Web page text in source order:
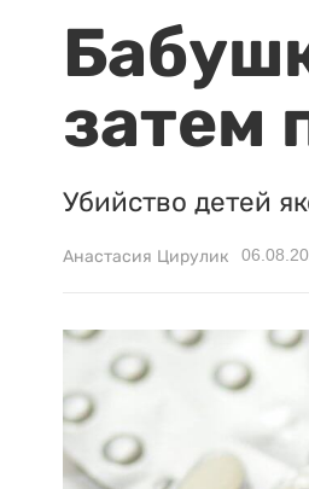
затем
Убийство детей
Анастасия Цирулик